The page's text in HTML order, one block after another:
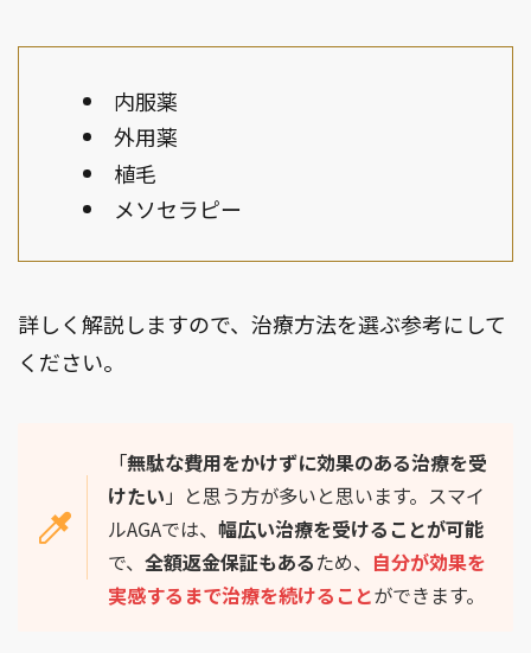
内服薬
外用薬
植毛
メソセラピー
詳しく解説しますので、治療方法を選ぶ参考にして
ください。
「無駄な費用をかけずに効果のある治療を受
けたい 」と思う方が多いと思います。スマイ
ルAGAでは、幅広い治療を受けることが可能
で、全額返金保証もあるため、 自分が効果を
実感するまで治療を続けることができます。